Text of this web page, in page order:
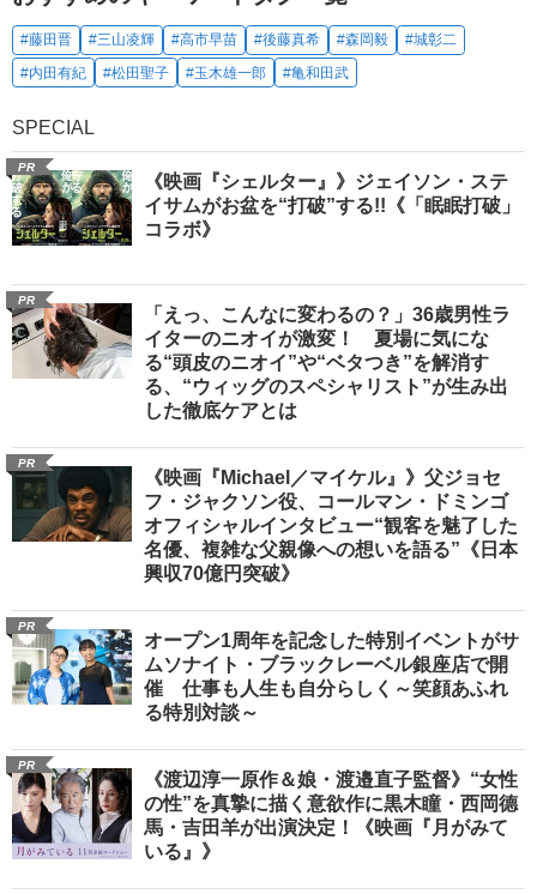
#藤田晋 #三山凌輝 #高市早苗 #後藤真希 #森岡毅
#城彰二
#内田有紀
#松田聖子 #玉木雄一郎 #亀和田武
SPECIAL
PR
《映画『シェルター』》ジェイソン・ステ
イサムがお盆を“打破”する!!《「眠眠打破」
コラボ》
PR
「えっ、こんなに変わるの？」36歳男性ラ
イターのニオイが激変！ 夏場に気にな
る“頭皮のニオイ”や“ベタつき”を解消す
る、“ウィッグのスペシャリスト”が生み出
した徹底ケアとは
PR
《映画『Michael／マイケル』》父ジョセ
フ・ジャクソン役、コールマン・ドミンゴ
オフィシャルインタビュー“観客を魅了した
名優、複雑な父親像への想いを語る”《日本
興収70億円突破》
PR
オープン1周年を記念した特別イベントがサ
ムソナイト・ブラックレーベル銀座店で開
催 仕事も人生も自分らしく～笑顔あふれ
る特別対談～
PR
《渡辺淳一原作＆娘・渡邉直子監督》“女性
の性”を真摯に描く意欲作に黒木瞳・西岡德
馬・吉田羊が出演決定！《映画『月がみて
いる』》